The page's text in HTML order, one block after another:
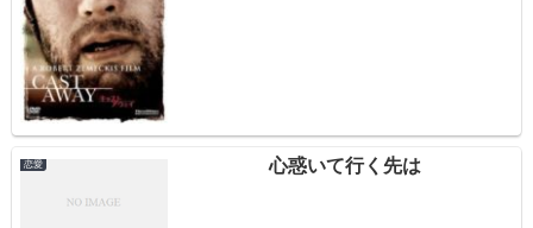
恋愛 心惑いて行く先は